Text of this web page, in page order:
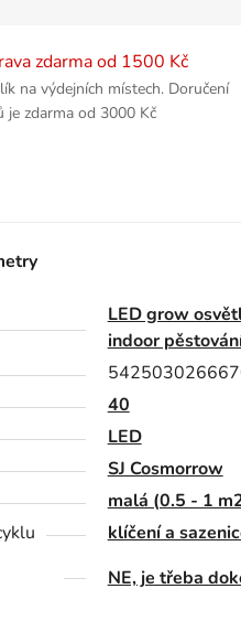
zdarma od 1500 Kč
na výdejních místech. Doručení
je zdarma od 3000 Kč
LED grow
indoor
40
LED
SJ Cosmorrow
malá (0.5 - 1
klíčení a
NE, je třeba